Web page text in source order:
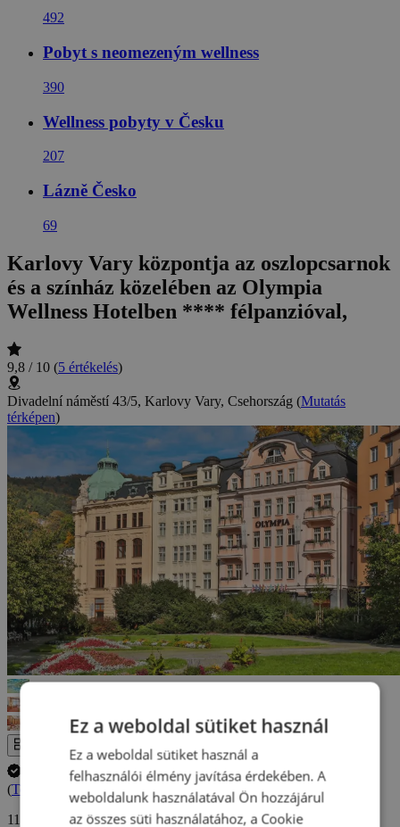
492
Pobyt s neomezeným wellness
390
Wellness pobyty v Česku
207
Lázně Česko
69
Karlovy Vary központja az oszlopcsarnok
és a színház közelében az Olympia
Wellness Hotelben **** félpanzióval,
9,8 / 10 (5 értékelés)
Divadelní náměstí 43/5, Karlovy Vary, Csehország (Mutatás
térképen)
Az egész galéria
A tartózkodás időpontjának lemondása INGYENES.
(További információ )
119 390 Ft-tól
Ez a weboldal sütiket használ
Ez a weboldal sütiket használ a
felhasználói élmény javítása érdekében. A
weboldalunk használatával Ön hozzájárul
az összes süti használatához, a Cookie